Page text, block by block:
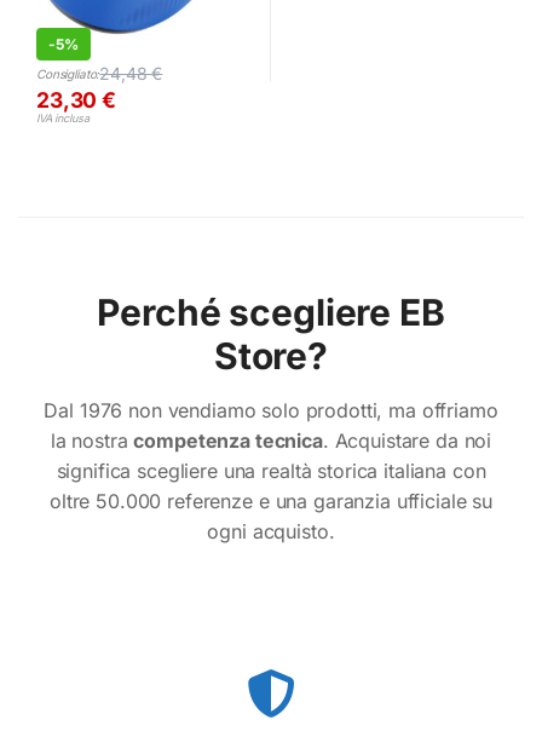
-5%
Consigliato:24,48€
23,30€
IVA inclusa
Perché scegliere EB
Store?
Dal 1976 non vendiamo solo prodotti, ma offriamo
la nostracompetenza tecnica. Acquistare da noi
significa scegliere una realtà storica italiana con
oltre 50.000 referenze e una garanzia ufficiale su
ogni acquisto.